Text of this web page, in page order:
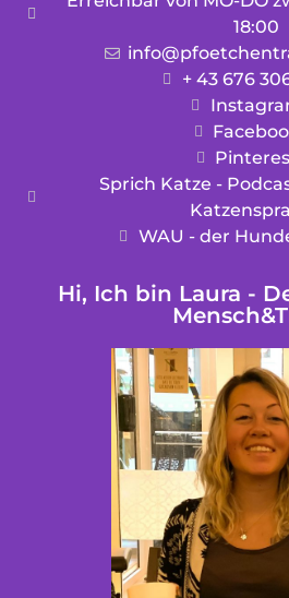
18:00
+ 43 676
Sprich Katze -
WAU - der
Hi, Ich bin Laura -